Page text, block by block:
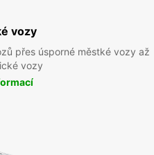
vozy
přes úsporné městké vozy až
vozy